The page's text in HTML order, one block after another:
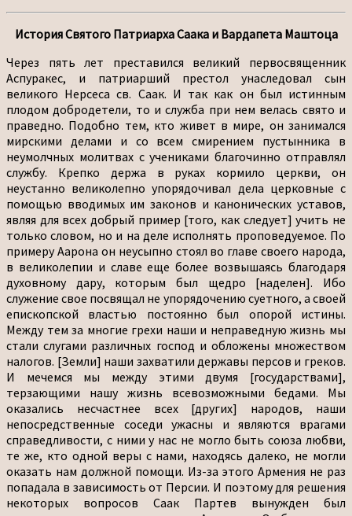
История Святого Патриарха Саака и Вардапета Маштоца
Через пять лет преставился великий первосвященник
Аспуракес, и патриарший престол унаследовал сын
великого Нерсеса св. Саак. И так как он был истинным
плодом добродетели, то и служба при нем велась свято и
праведно. Подобно тем, кто живет в мире, он занимался
мирскими делами и со всем смирением пустынника в
неумолчных молитвах с учениками благочинно отправлял
службу. Крепко держа в руках кормило церкви, он
неустанно великолепно упорядочивал дела церковные с
помощью вводимых им законов и канонических уставов,
являя для всех добрый пример [того, как следует] учить не
только словом, но и на деле исполнять проповедуемое. По
примеру Аарона он неусыпно стоял во главе своего народа,
в великолепии и славе еще более возвышаясь благодаря
духовному дару, которым был щедро [наделен]. Ибо
служение свое посвящал не упорядочению суетного, а своей
епископской властью постоянно был опорой истины.
Между тем за многие грехи наши и неправедную жизнь мы
стали слугами различных господ и обложены множеством
налогов. [Земли] наши захватили державы персов и греков.
И мечемся мы между этими двумя [государствами],
терзающими нашу жизнь всевозможными бедами. Мы
оказались несчастнее всех [других] народов, наши
непосредственные соседи ужасны и являются врагами
справедливости, с ними у нас не могло быть союза любви,
те же, кто одной веры с нами, находясь далеко, не могли
оказать нам должной помощи. Из-за этого Армения не раз
попадала в зависимость от Персии. И поэтому для решения
некоторых вопросов Саак Партев вынужден был